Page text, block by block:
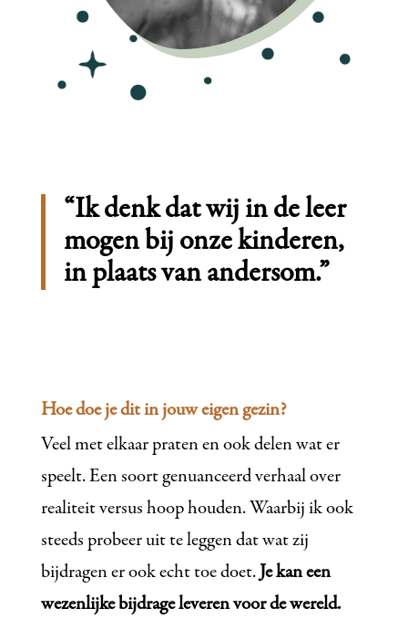
“Ik denk dat wij in de leer
mogen bij onze kinderen,
in plaats van andersom.”
Hoe doe je dit in jouw eigen gezin?
Veel met elkaar praten en ook delen wat er
speelt. Een soort genuanceerd verhaal over
realiteit versus hoop houden. Waarbij ik ook
steeds probeer uit te leggen dat wat zij
bijdragen er ook echt toe doet.Je kan een
wezenlijke bijdrage leveren voor de wereld.